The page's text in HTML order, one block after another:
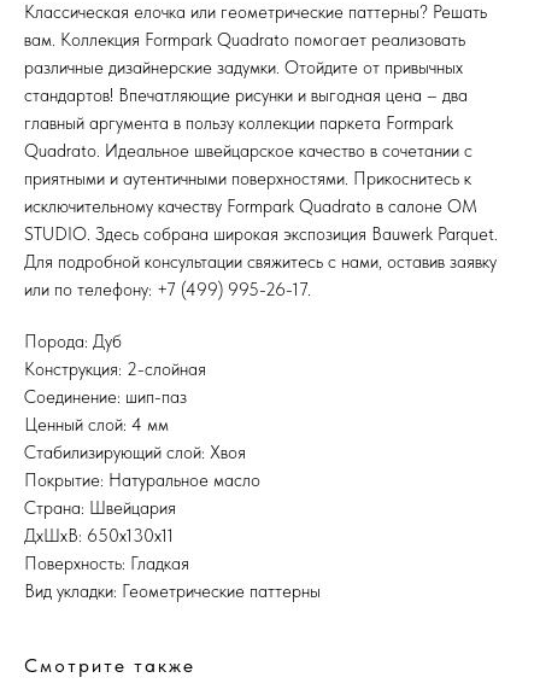
Классическая елочка или геометрические паттерны? Решать
вам. Коллекция Formpark Quadrato помогает реализовать
различные дизайнерские задумки. Отойдите от привычных
стандартов! Впечатляющие рисунки и выгодная цена – два
главный аргумента в пользу коллекции паркета Formpark
Quadrato. Идеальное швейцарское качество в сочетании с
приятными и аутентичными поверхностями. Прикоснитесь к
исключительному качеству Formpark Quadrato в салоне OM
STUDIO. Здесь собрана широкая экспозиция Bauwerk Parquet.
Для подробной консультации свяжитесь с нами, оставив заявку
или по телефону: +7 (499) 995-26-17.
Порода: Дуб
Конструкция: 2-слойная
Соединение: шип-паз
Ценный слой: 4 мм
Стабилизирующий слой: Хвоя
Покрытие: Натуральное масло
Страна: Швейцария
ДхШхВ: 650x130x11
Поверхность: Гладкая
Вид укладки: Геометрические паттерны
Смотрите также